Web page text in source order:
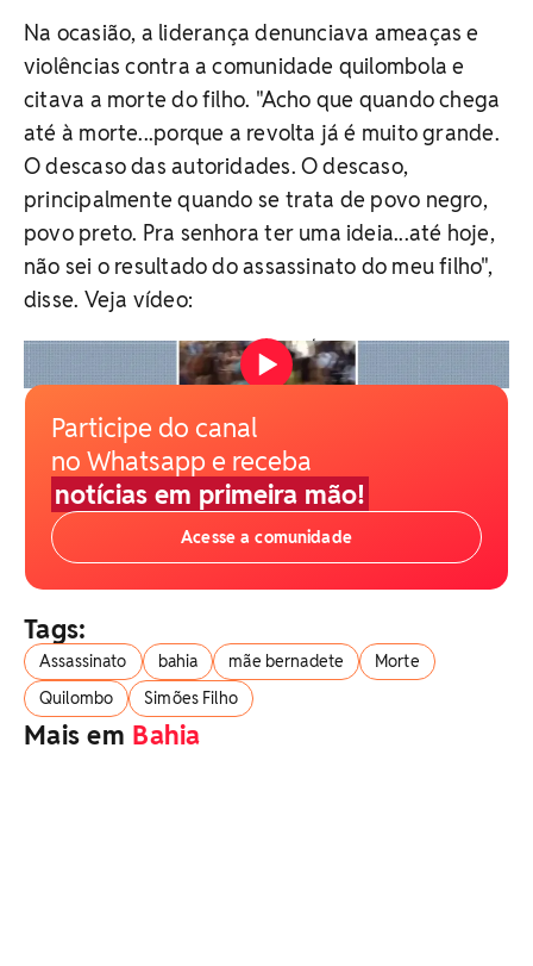
Na ocasião, a liderança denunciava ameaças e
violências contra a comunidade quilombola e
citava a morte do filho. "Acho que quando chega
até à morte...porque a revolta já é muito grande.
O descaso das autoridades. O descaso,
principalmente quando se trata de povo negro,
povo preto. Pra senhora ter uma ideia...até hoje,
não sei o resultado do assassinato do meu filho",
disse. Veja vídeo:
Vídeo: Reprodução / TV Bahia
Participe do canal
no Whatsapp e receba
notícias em primeira mão!
Acesse a comunidade
Tags:
Assassinato bahia mãe bernadete
Morte
Quilombo
Simões Filho
Mais em Bahia